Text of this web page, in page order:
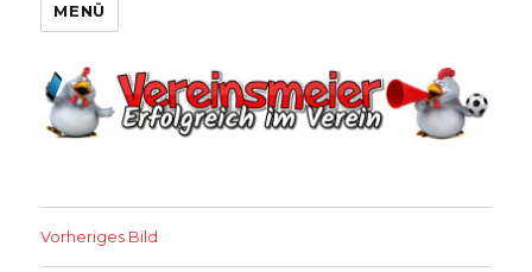
MENÜ
Vorheriges Bild